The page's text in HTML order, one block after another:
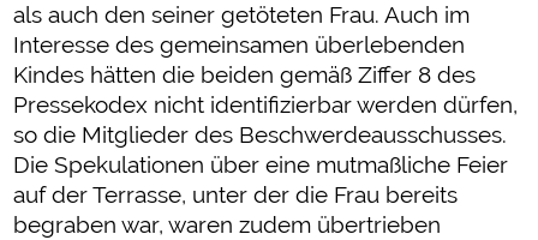
als auch den seiner getöteten Frau. Auch im
Interesse des gemeinsamen überlebenden
Kindes hätten die beiden gemäß Ziffer 8 des
Pressekodex nicht identifizierbar werden dürfen,
so die Mitglieder des Beschwerdeausschusses.
Die Spekulationen über eine mutmaßliche Feier
auf der Terrasse, unter der die Frau bereits
begraben war, waren zudem übertrieben